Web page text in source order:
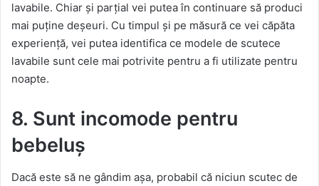
lavabile. Chiar și parțial vei putea în continuare să produci
mai puține deșeuri. Cu timpul și pe măsură ce vei căpăta
experiență, vei putea identifica ce modele de scutece
lavabile sunt cele mai potrivite pentru a fi utilizate pentru
noapte.
8. Sunt incomode pentru
bebeluș
Dacă este să ne gândim așa, probabil că niciun scutec de